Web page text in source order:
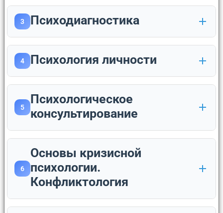
3 Психодиагностика
4 Психология личности
5
Психологическое
консультирование
6
Основы кризисной
психологии.
Конфликтология